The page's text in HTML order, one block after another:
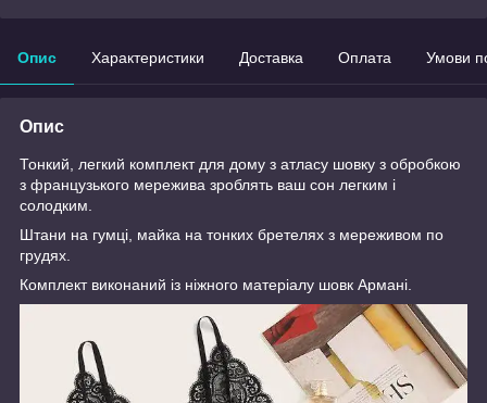
Опис Характеристики Доставка Оплата Умови
Опис
Тонкий, легкий комплект для дому з атласу шовку з обробкою
з французького мережива зроблять ваш сон легким і
солодким.
Штани на гумці, майка на тонких бретелях з мереживом по
грудях.
Комплект виконаний із ніжного матеріалу шовк Армані.